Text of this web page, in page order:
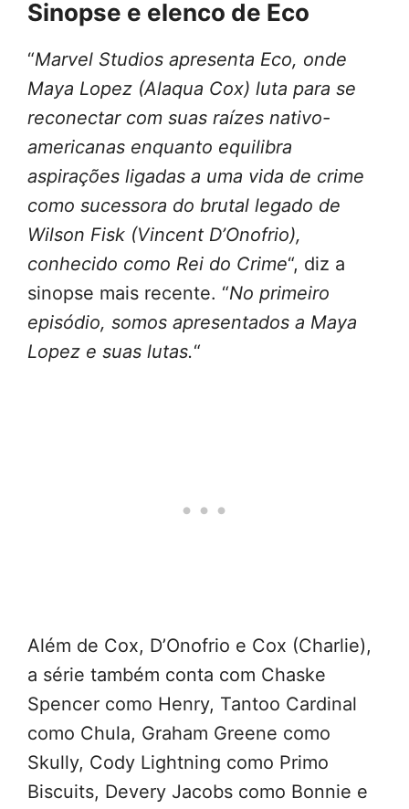
Sinopse e elenco de Eco
“Marvel Studios apresenta Eco, onde
Maya Lopez (Alaqua Cox) luta para se
reconectar com suas raízes nativo-
americanas enquanto equilibra
aspirações ligadas a uma vida de crime
como sucessora do brutal legado de
Wilson Fisk (Vincent D’Onofrio),
conhecido como Rei do Crime“, diz a
sinopse mais recente. “No primeiro
episódio, somos apresentados a Maya
Lopez e suas lutas.“
Além de Cox, D’Onofrio e Cox (Charlie),
a série também conta com Chaske
Spencer como Henry, Tantoo Cardinal
como Chula, Graham Greene como
Skully, Cody Lightning como Primo
Biscuits, Devery Jacobs como Bonnie e